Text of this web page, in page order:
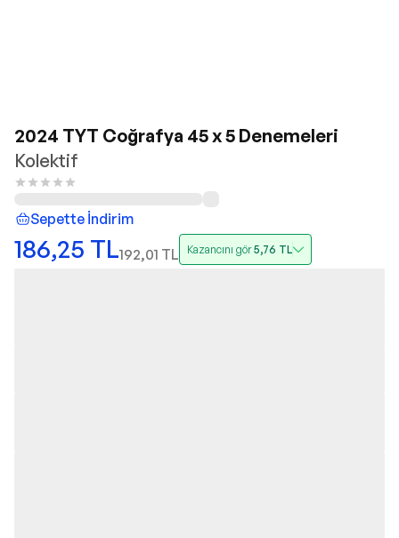
2024 TYT Coğrafya 45 x 5 Denemeleri
Kolektif
Sepette İndirim
186,25 TL192,01 TL Kazancını gör5,76 TL